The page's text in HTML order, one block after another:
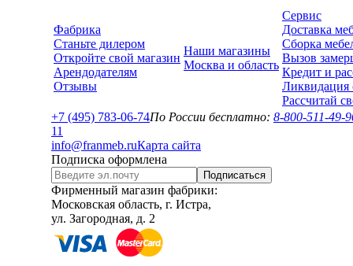
Фабрика
Станьте дилером
Откройте свой магазин
Арендодателям
Отзывы
Наши магазины
Москва и область
Сервис
Доставка
Сборка
Вызов
Кредит и
Ликвидация
Рассчитай
+7 (495) 783-06-74По России бесплатно: 8-800-511-49-
11
info@franmeb.ruКарта сайта
Подписка оформлена
Подписаться
Фирменный магазин фабрики:
Московская область, г. Истра,
ул. Загородная, д. 2